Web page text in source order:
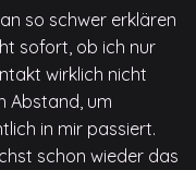
so schwer erklären
sofort, ob ich nur
wirklich nicht
Abstand, um
in mir passiert.
schon wieder das